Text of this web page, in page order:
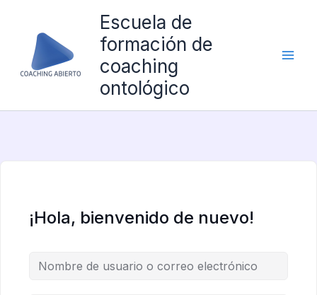
contenido
Escuela de
formación de
coaching
ontológico
¡Hola, bienvenido de nuevo!